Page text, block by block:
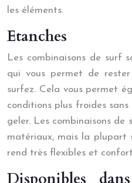
les éléments.
Etanches
Les combinaisons de surf
qui vous permet de
surfez. Cela vous permet
conditions plus froides
geler. Les combinaisons
matériaux, mais la plupart
rend très flexibles et
Disponibles